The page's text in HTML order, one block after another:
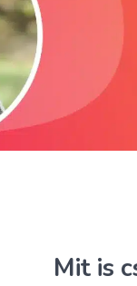
Mit is